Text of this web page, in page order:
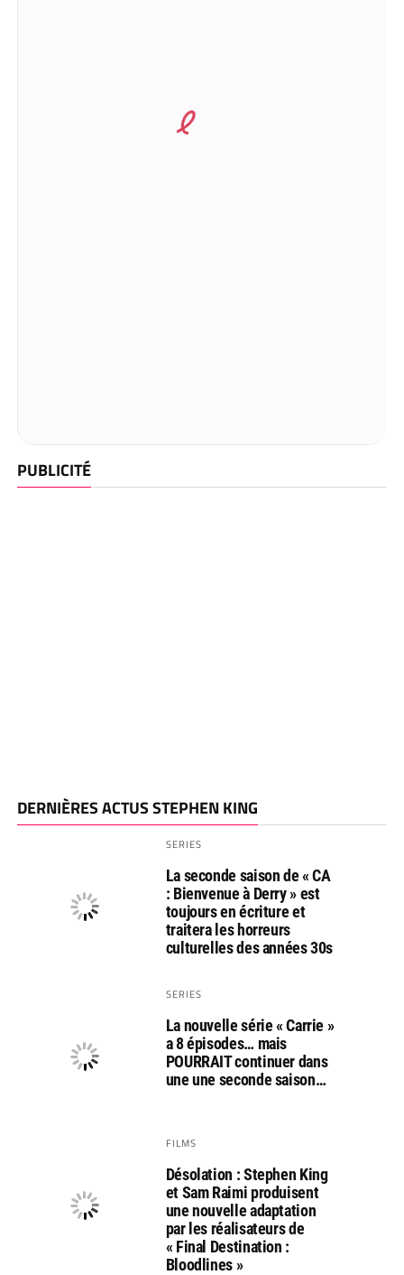
PUBLICITÉ
DERNIÈRES ACTUS STEPHEN KING
SERIES
La seconde saison de « CA
: Bienvenue à Derry » est
toujours en écriture et
traitera les horreurs
culturelles des années 30s
SERIES
La nouvelle série « Carrie »
a 8 épisodes… mais
POURRAIT continuer dans
une une seconde saison…
FILMS
Désolation : Stephen King
et Sam Raimi produisent
une nouvelle adaptation
par les réalisateurs de
« Final Destination :
Bloodlines »